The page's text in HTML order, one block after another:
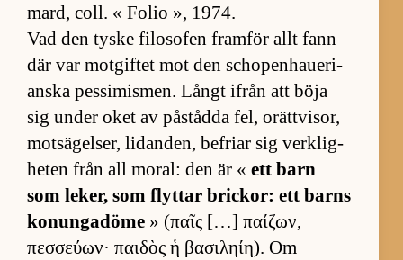
mard, coll. « Fo­lio », 1974.
Vad den tyske fi­lo­so­fen fram­för allt fann
där var mot­gif­tet mot den scho­pen­hau­e­ri­
anska pes­si­mis­men. Långt ifrån att böja
sig un­der oket av på­stådda fel, orätt­vi­sor,
mot­sä­gel­ser, li­dan­den, be­friar sig verk­lig­
he­ten från all mo­ral: den är « ett barn
som le­ker, som flyt­tar brick­or: ett barns
ko­nung­a­döme » (παῖς […] παίζων,
πεσσεύων· παιδὸς ἡ βασιληίη). Om